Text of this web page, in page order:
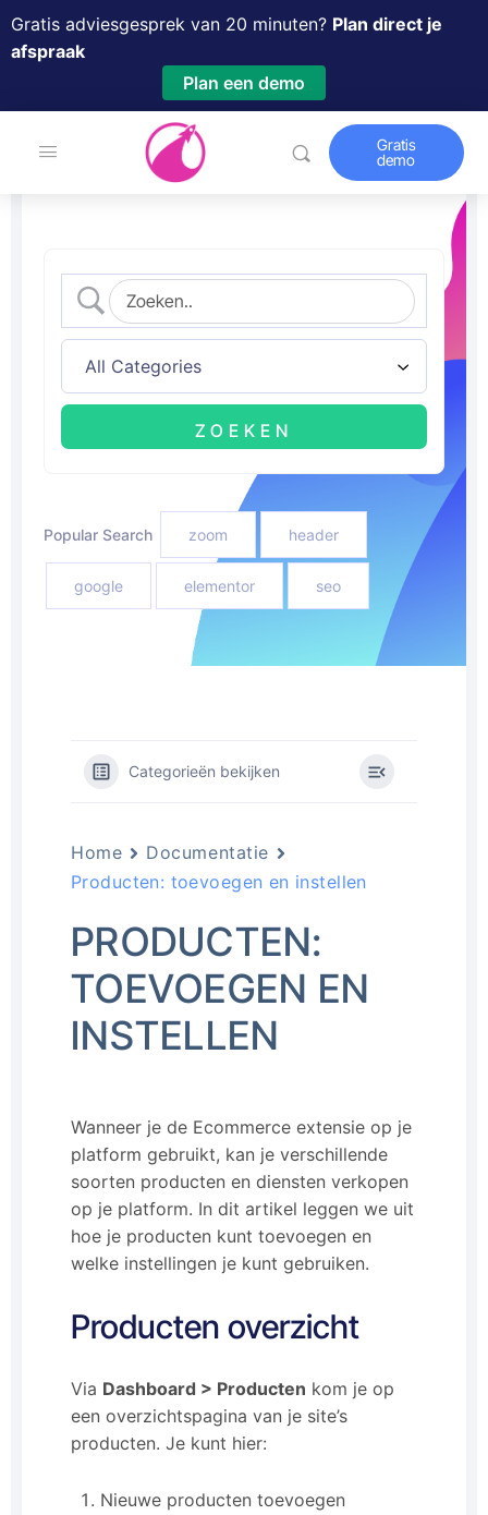
Gratis adviesgesprek van 20 minuten? Plan direct je
afspraak
Plan een demo
Gratis
demo
Popular Search zoom header
google elementor seo
Categorieën bekijken
Home
Documentatie
Producten: toevoegen en instellen
PRODUCTEN:
TOEVOEGEN EN
INSTELLEN
Wanneer je de Ecommerce extensie op je
platform gebruikt, kan je verschillende
soorten producten en diensten verkopen
op je platform. In dit artikel leggen we uit
hoe je producten kunt toevoegen en
welke instellingen je kunt gebruiken.
Producten overzicht
Via Dashboard > Producten kom je op
een overzichtspagina van je site’s
producten. Je kunt hier:
Nieuwe producten toevoegen